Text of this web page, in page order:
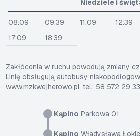
Kąpino Parkowa 01
Kąpino Władysława
Niedziele i
08:09 09:39 11:09 12:39
17:09
18:39
Zakłócenia w ruchu powodują zmiany
Linię obsługują autobusy
www.mzkwejherowo.pl, tel.: 58 572 29 33